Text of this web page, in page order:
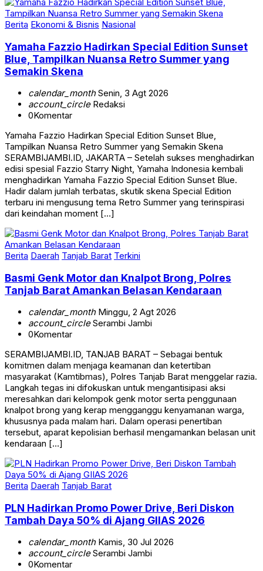
Berita Ekonomi & Bisnis Nasional
Yamaha Fazzio Hadirkan Special Edition Sunset
Blue, Tampilkan Nuansa Retro Summer yang
Semakin Skena
calendar_monthSenin, 3 Agt 2026
account_circleRedaksi
0Komentar
Yamaha Fazzio Hadirkan Special Edition Sunset Blue,
Tampilkan Nuansa Retro Summer yang Semakin Skena
SERAMBIJAMBI.ID, JAKARTA – Setelah sukses menghadirkan
edisi spesial Fazzio Starry Night, Yamaha Indonesia kembali
menghadirkan Yamaha Fazzio Special Edition Sunset Blue.
Hadir dalam jumlah terbatas, skutik skena Special Edition
terbaru ini mengusung tema Retro Summer yang terinspirasi
dari keindahan moment […]
Berita Daerah Tanjab Barat Terkini
Basmi Genk Motor dan Knalpot Brong, Polres
Tanjab Barat Amankan Belasan Kendaraan
calendar_monthMinggu, 2 Agt 2026
account_circleSerambi Jambi
0Komentar
SERAMBIJAMBI.ID, TANJAB BARAT – Sebagai bentuk
komitmen dalam menjaga keamanan dan ketertiban
masyarakat (Kamtibmas), Polres Tanjab Barat menggelar razia.
Langkah tegas ini difokuskan untuk mengantisipasi aksi
meresahkan dari kelompok genk motor serta penggunaan
knalpot brong yang kerap mengganggu kenyamanan warga,
khususnya pada malam hari. Dalam operasi penertiban
tersebut, aparat kepolisian berhasil mengamankan belasan unit
kendaraan […]
Berita Daerah Tanjab Barat
PLN Hadirkan Promo Power Drive, Beri Diskon
Tambah Daya 50% di Ajang GIIAS 2026
calendar_monthKamis, 30 Jul 2026
account_circleSerambi Jambi
0Komentar